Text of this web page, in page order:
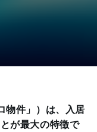
物件」）は、入居
が最大の特徴で